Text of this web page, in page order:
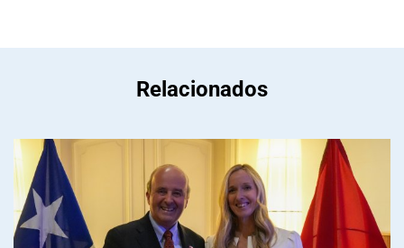
Relacionados